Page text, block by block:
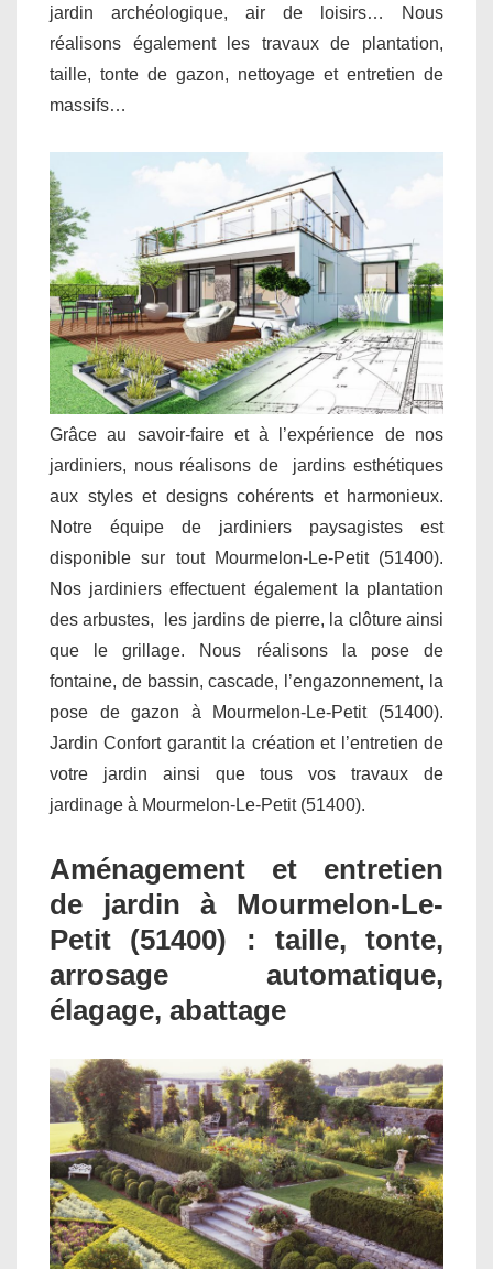
jardin archéologique, air de loisirs… Nous
réalisons également les travaux de plantation,
taille, tonte de gazon, nettoyage et entretien de
massifs…
Grâce au savoir-faire et à l’expérience de nos
jardiniers, nous réalisons de jardins esthétiques
aux styles et designs cohérents et harmonieux.
Notre équipe de jardiniers paysagistes est
disponible sur tout Mourmelon-Le-Petit (51400).
Nos jardiniers effectuent également la plantation
des arbustes, les jardins de pierre, la clôture ainsi
que le grillage. Nous réalisons la pose de
fontaine, de bassin, cascade, l’engazonnement, la
pose de gazon à Mourmelon-Le-Petit (51400).
Jardin Confort garantit la création et l’entretien de
votre jardin ainsi que tous vos travaux de
jardinage à Mourmelon-Le-Petit (51400).
Aménagement et entretien
de jardin à Mourmelon-Le-
Petit (51400) : taille, tonte,
arrosage automatique,
élagage, abattage